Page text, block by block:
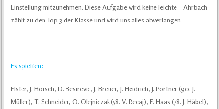
Einstellung mitzunehmen. Diese Aufgabe wird keine leichte – Ahrbach
zählt zu den Top 3 der Klasse und wird uns alles abverlangen.
Es spielten:
Elster, J. Horsch, D. Besirevic, J. Breuer, J. Heidrich, J. Pörtner (90. J.
Müller), T. Schneider, O. Olejniczak (58. V. Recaj), F. Haas (78. J. Häbel),